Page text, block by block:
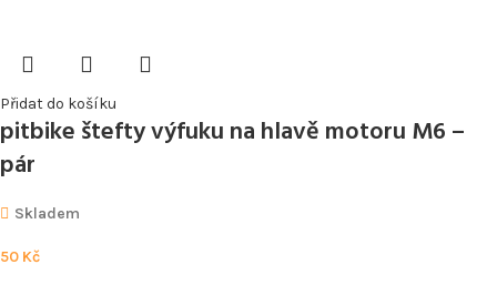
Přidat do košíku
pitbike štefty výfuku na hlavě motoru M6 –
pár
Skladem
50 Kč